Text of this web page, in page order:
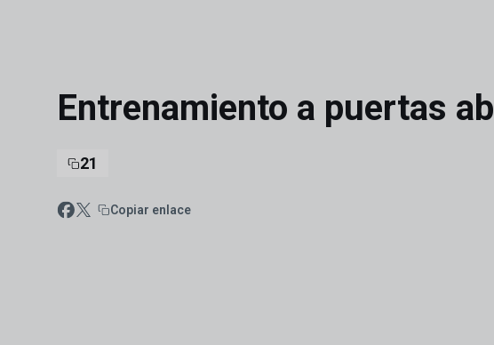
Entrenamiento a puertas
21
Copiar enlace